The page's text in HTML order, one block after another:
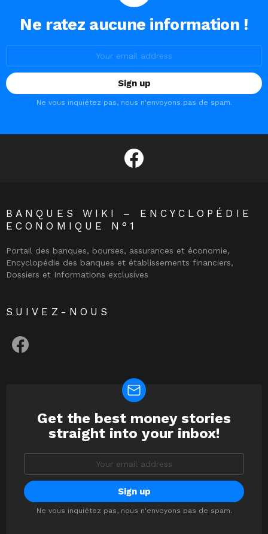
Ne ratez aucune information !
Ne vous inquiétez pas, nous n'envoyons pas de spam.
facebook
BANQUES WIKI – ENCYCLOPÉDIE
ECONOMIQUE N°1
Portail des banques, bourses, assurances et économie,
Encyclopédie des banques et établissements financiers,
Dossiers et Informations exclusives
SUIVEZ-NOUS
NEWSLETTER
Get the best money stories
straight into your inbox!
Ne vous inquiétez pas, nous n'envoyons pas de spam.